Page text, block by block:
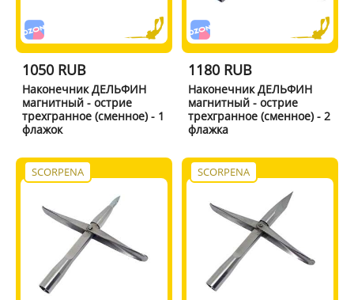
1050 RUB
Наконечник ДЕЛЬФИН
магнитный - острие
трехгранное (сменное) - 1
флажок
1180 RUB
Наконечник ДЕЛЬФИН
магнитный - острие
трехгранное (сменное) - 2
флажка
SCORPENA SCORPENA